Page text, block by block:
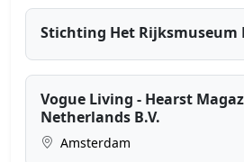
Stichting Het Rijksmuseum
Vogue Living - Hearst
Netherlands B.V.
Amsterdam